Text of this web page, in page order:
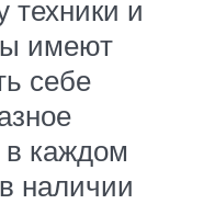
техники и
имеют
себе
в каждом
наличии